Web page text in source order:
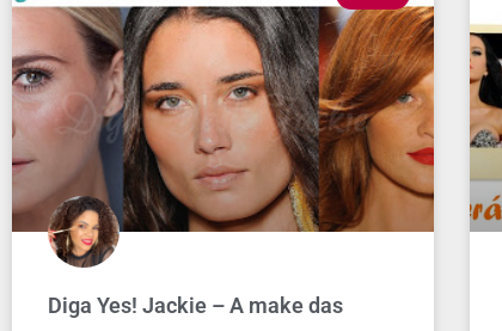
Diga Yes! Jackie – A make das